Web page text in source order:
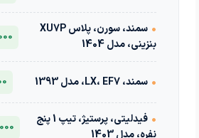
•
سمند، سورن، پلاس XU7P
بنزینی، مدل 1404
• سمند، LX، EF7، مدل 1393
•
فیدلیتی، پرستیژ، تیپ 1 پنج
نفره، مدل 1403